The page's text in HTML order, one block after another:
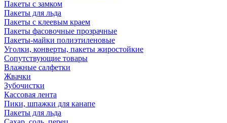
Пакеты с замком
Пакеты для льда
Пакеты с клеевым краем
Пакеты фасовочные прозрачные
Пакеты-майки полиэтиленовые
Уголки, конверты, пакеты жиростойкие
Сопутствующие товары
Влажные салфетки
Жвачки
Зубочистки
Кассовая лента
Пики, шпажки для канапе
Пакеты для льда